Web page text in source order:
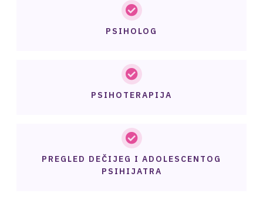
PSIHOLOG
PSIHOTERAPIJA
PREGLED DEČIJEG I ADOLESCENTOG
PSIHIJATRA